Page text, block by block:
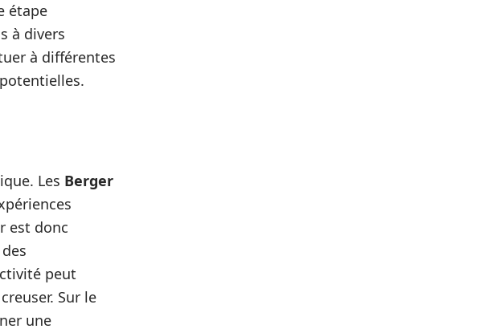
étape
à divers
à différentes
Les Berger
est donc
peut
Sur le
une